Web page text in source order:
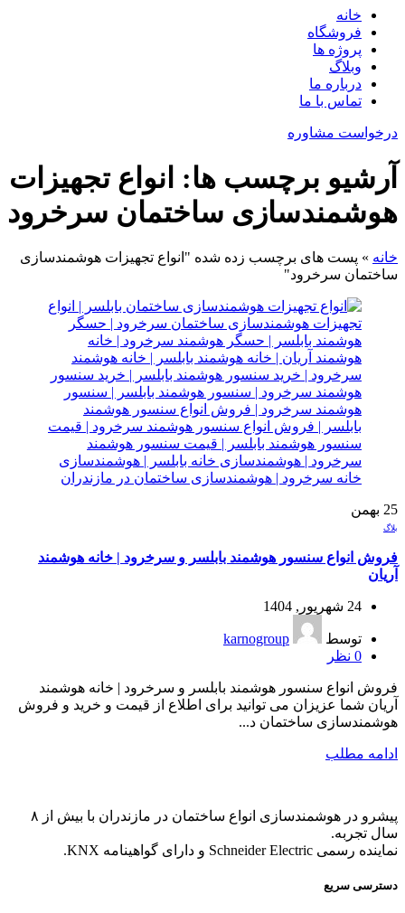
خانه
فروشگاه
پروژه ها
وبلاگ
درباره ما
تماس با ما
درخواست مشاوره
آرشیو برچسب ها: انواع تجهیزات
هوشمندسازی ساختمان سرخرود
خانه » پست های برچسب زده شده "انواع تجهیزات هوشمندسازی
ساختمان سرخرود"
25 بهمن
بلاگ
فروش انواع سنسور هوشمند بابلسر و سرخرود | خانه هوشمند
آریان
24 شهریور, 1404
توسط
karnogroup
0 نظر
فروش انواع سنسور هوشمند بابلسر و سرخرود | خانه هوشمند
آریان شما عزیزان می توانید برای اطلاع از قیمت و خرید و فروش
هوشمندسازی ساختمان د...
ادامه مطلب
پیشرو در هوشمندسازی انواع ساختمان در مازندران با بیش از ۸
سال تجربه.
نماینده رسمی Schneider Electric و دارای گواهینامه KNX.
دسترسی سریع